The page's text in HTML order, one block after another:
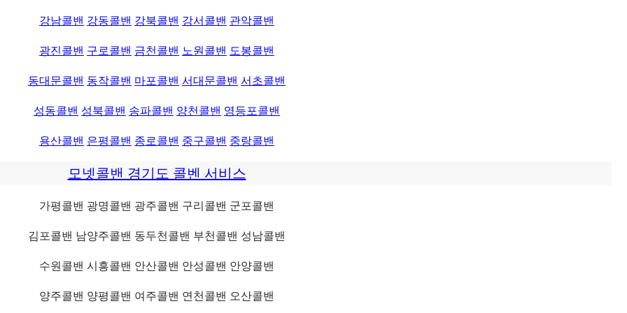
강남콜밴 강동콜밴 강북콜밴 강서콜밴 관악콜밴
광진콜밴 구로콜밴 금천콜밴 노원콜밴 도봉콜밴
동대문콜밴 동작콜밴 마포콜밴 서대문콜밴 서초콜밴
성동콜밴 성북콜밴 송파콜밴 양천콜밴 영등포콜밴
용산콜밴 은평콜밴 종로콜밴 중구콜밴 중랑콜밴
모넷콜밴 경기도 콜벤 서비스
가평콜밴 광명콜밴 광주콜밴 구리콜밴 군포콜밴
김포콜밴 남양주콜밴 동두천콜밴 부천콜밴 성남콜밴
수원콜밴 시흥콜밴 안산콜밴 안성콜밴 안양콜밴
양주콜밴 양평콜밴 여주콜밴 연천콜밴 오산콜밴